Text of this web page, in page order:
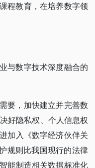
程教育，在培养数字领
与数字技术深度融合的
要，加快建立并完善数
好隐私权、个人信息权
加入《数字经济伙伴关
规则比我国现行的法律
能制造相关数据标准化